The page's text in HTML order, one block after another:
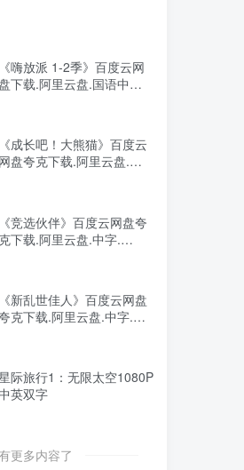
《嗨放派 1-2季》百度云网
下载.阿里云盘.国语中字.
《成长吧！大熊猫》百度云
网盘夸克下载.阿里云盘.中
《竞选伙伴》百度云网盘夸
克下载.阿里云盘.中字.
《新乱世佳人》百度云网盘
克下载.阿里云盘.中字.
际旅行1：无限太空1080P
英双字
更多内容了
年大陆电影《八仙！》
阿凡达：火与烬4K中英双字
地狱男爵1080P中英双字
《嗨放派 1-2季》百度云网
下载.阿里云盘.国语中字.
盘夸克下载.阿里云盘.中